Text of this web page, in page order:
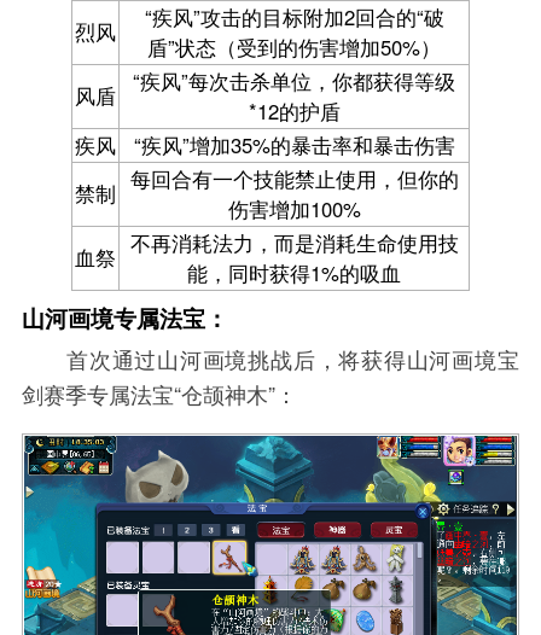
烈风
“疾风”攻击的目标附加2回合的“破
盾”状态（受到的伤害增加50%）
风盾 “疾风”每次击杀单位，你都获得等级
*12的护盾
疾风
“疾风”增加35%的暴击率和暴击伤害
禁制 每回合有一个技能禁止使用，但你的
伤害增加100%
血祭 不再消耗法力，而是消耗生命使用技
能，同时获得1%的吸血
山河画境专属法宝：
首次通过山河画境挑战后，将获得山河画境宝
剑赛季专属法宝“仓颉神木”：